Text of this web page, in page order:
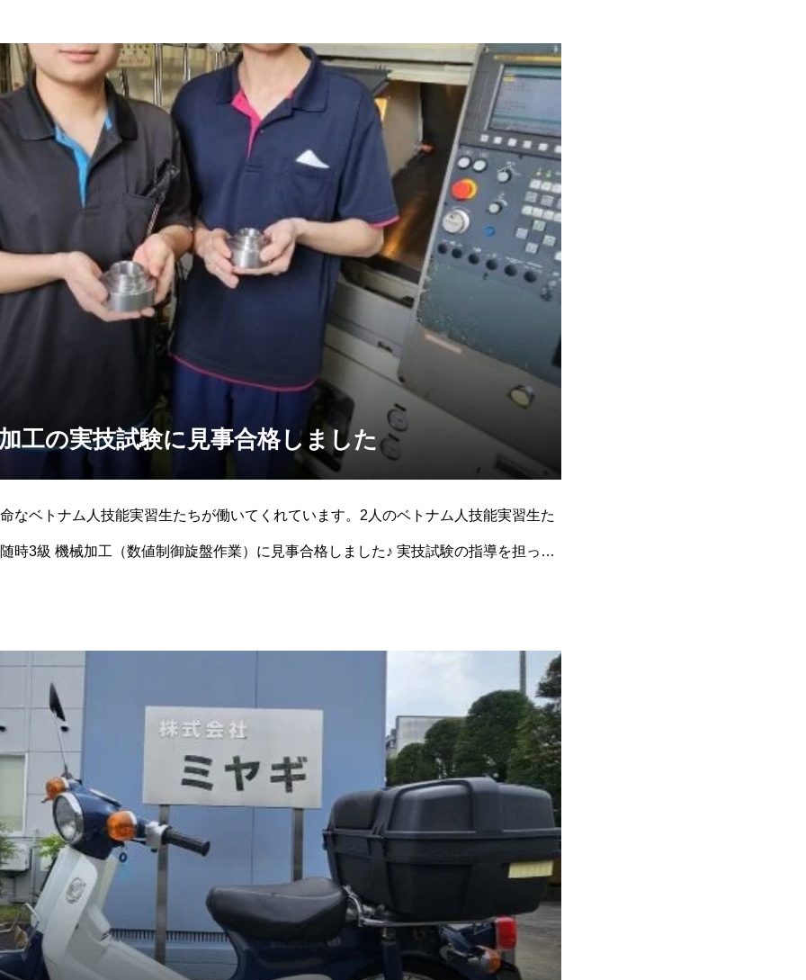
工の実技試験に見事合格しました
なベトナム人技能実習生たちが働いてくれています。2人のベトナム人技能実習生た
械加工（数値制御旋盤作業）に見事合格しました♪ 実技試験の指導を担って